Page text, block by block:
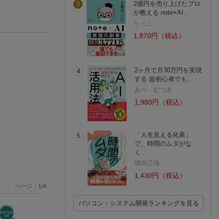
ページ： 1/4
3
2億円を売り上げたプロ
が教える note×AI…
らっこ
1,870円（税込）
4
2ヶ月で月30万円を実現
する 超初心者でも…
あべ むつき
1,980円（税込）
5
「人生見える化表」
で、時間のムダがな
く…
堀内三佳
1,430円（税込）
パソコン・システム開発ランキングを見る